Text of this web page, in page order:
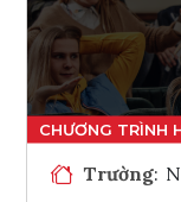
Trường: